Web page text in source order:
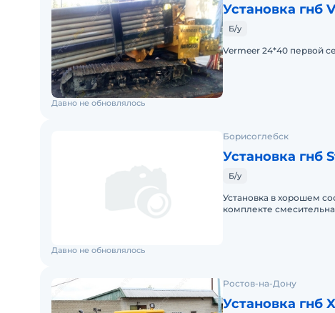
Установка гнб
Б/у
Vermeer 24*40 первой
Давно не обновлялось
Борисоглебск
Установка гнб
Б/у
Установка в хорошем
комплекте
Давно не обновлялось
Ростов-на-Дону
Установка гнб